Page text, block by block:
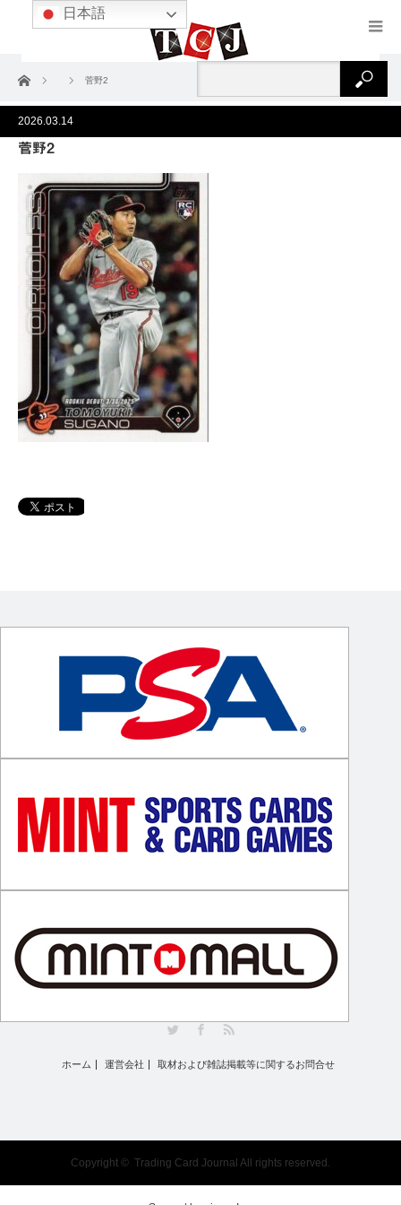
ホーム 菅野2
2026.03.14
菅野2
ホーム 運営会社 取材および雑誌掲載等に関するお問合せ
Copyright © Trading Card Journal All rights reserved.
日本語